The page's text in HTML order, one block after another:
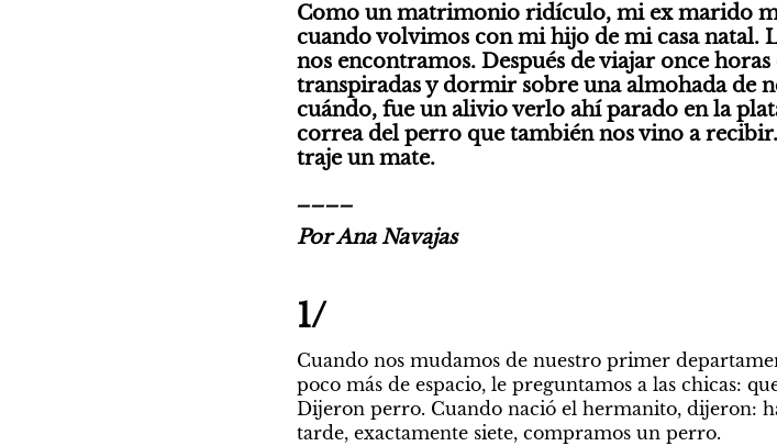
Como un matrimonio ridículo, mi ex marido
cuando volvimos con mi hijo de mi casa natal.
nos encontramos. Después de viajar once
transpiradas y dormir sobre una almohada de
cuándo, fue un alivio verlo ahí parado en la
correa del perro que también nos vino a
traje un mate.
Por Ana Navajas
1/
Cuando nos mudamos de nuestro primer
poco más de espacio, le preguntamos a las chicas:
Dijeron perro. Cuando nació el hermanito, dijeron:
tarde, exactamente siete, compramos un perro.